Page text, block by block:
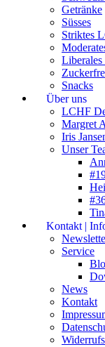
Getränke
Süsses
Striktes
Snacks
Über uns
LCHF
Margret
Iris
Unser
Kontakt |
Service
News
Kontakt